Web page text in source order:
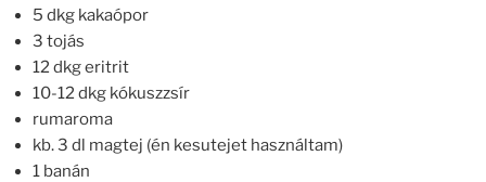
5 dkg kakaópor
3 tojás
12 dkg eritrit
10-12 dkg kókuszzsír
rumaroma
kb. 3 dl magtej (én kesutejet használtam)
1 banán